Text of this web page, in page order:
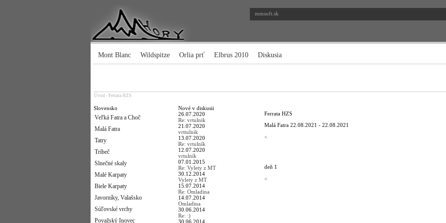
mmsoft.sk
Mont Blanc Wildspitze Orlia prť Elbrus 2010 Diskusia
Úvod - Ferrata HZS
Slovensko
Veľká Fatra a Choč
Malá Fatra
Tatry
Tríbeč
Slnečné skaly
Malé Karpaty
Biele Karpaty
Javorníky, Valašsko
Súľovské vrchy
Považský Inovec
Nové v diskusii
26.07.2020
Re: vrtulnik
21.07.2020
vrttulnik
13.07.2020
Re: vrtulník
12.07.2020
vrtulník
07.01.2015
Re: Vylety z MT
30.12.2014
Vylety z MT
15.07.2014
Re: Omladina
14.07.2014
Omladina
30.06.2014
Re: :)
30.06.2014
Ferrata HZS
Malá Fatra 22.08.2021 - 22.08.2021
<
deň 1
<